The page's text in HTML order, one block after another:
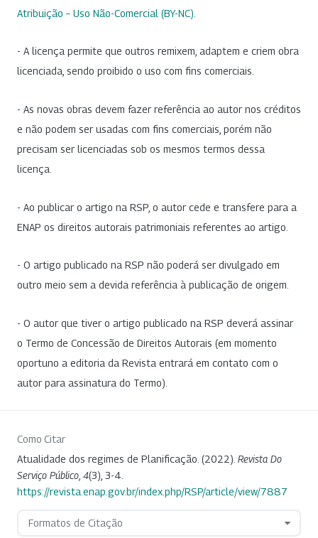
Atribuição – Uso Não-Comercial (BY-NC)
- A licença permite que outros remixem, adaptem e criem obra
licenciada, sendo proibido o uso com fins comerciais.
- As novas obras devem fazer referência ao autor nos créditos
e não podem ser usadas com fins comerciais, porém não
precisam ser licenciadas sob os mesmos termos dessa
licença.
- Ao publicar o artigo na RSP, o autor cede e transfere para a
ENAP os direitos autorais patrimoniais referentes ao artigo.
- O artigo publicado na RSP não poderá ser divulgado em
outro meio sem a devida referência à publicação de origem.
- O autor que tiver o artigo publicado na RSP deverá assinar
o Termo de Concessão de Direitos Autorais (em momento
oportuno a editoria da Revista entrará em contato com o
autor para assinatura do Termo).
Como Citar
Atualidade dos regimes de Planificação. (2022). Revista Do
Serviço Público 4(3), 3-4.
https://revista.enap.gov.br/index.php/RSP/article/view/7887
Formatos de Citação